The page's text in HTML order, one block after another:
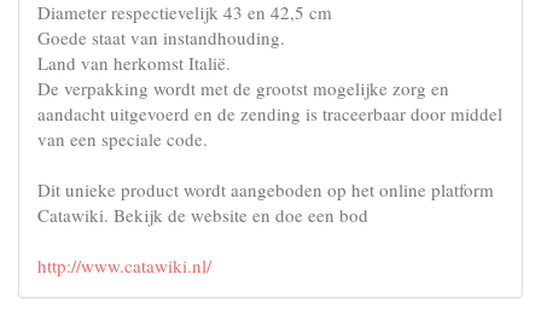
Diameter respectievelijk 43 en 42,5 cm
Goede staat van instandhouding.
Land van herkomst Italië.
De verpakking wordt met de grootst mogelijke zorg en
aandacht uitgevoerd en de zending is traceerbaar door middel
van een speciale code.
Dit unieke product wordt aangeboden op het online platform
Catawiki. Bekijk de website en doe een bod
http://www.catawiki.nl/